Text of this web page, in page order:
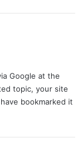
Google at the
topic, your site
bookmarked it